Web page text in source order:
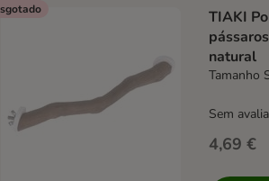
TIAKI
natural
Tamanho
4,69 €
Sem